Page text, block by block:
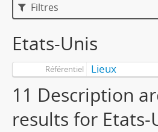
Filtres
Etats-Unis
Référentiel Lieux
11 Description
results for Etats-